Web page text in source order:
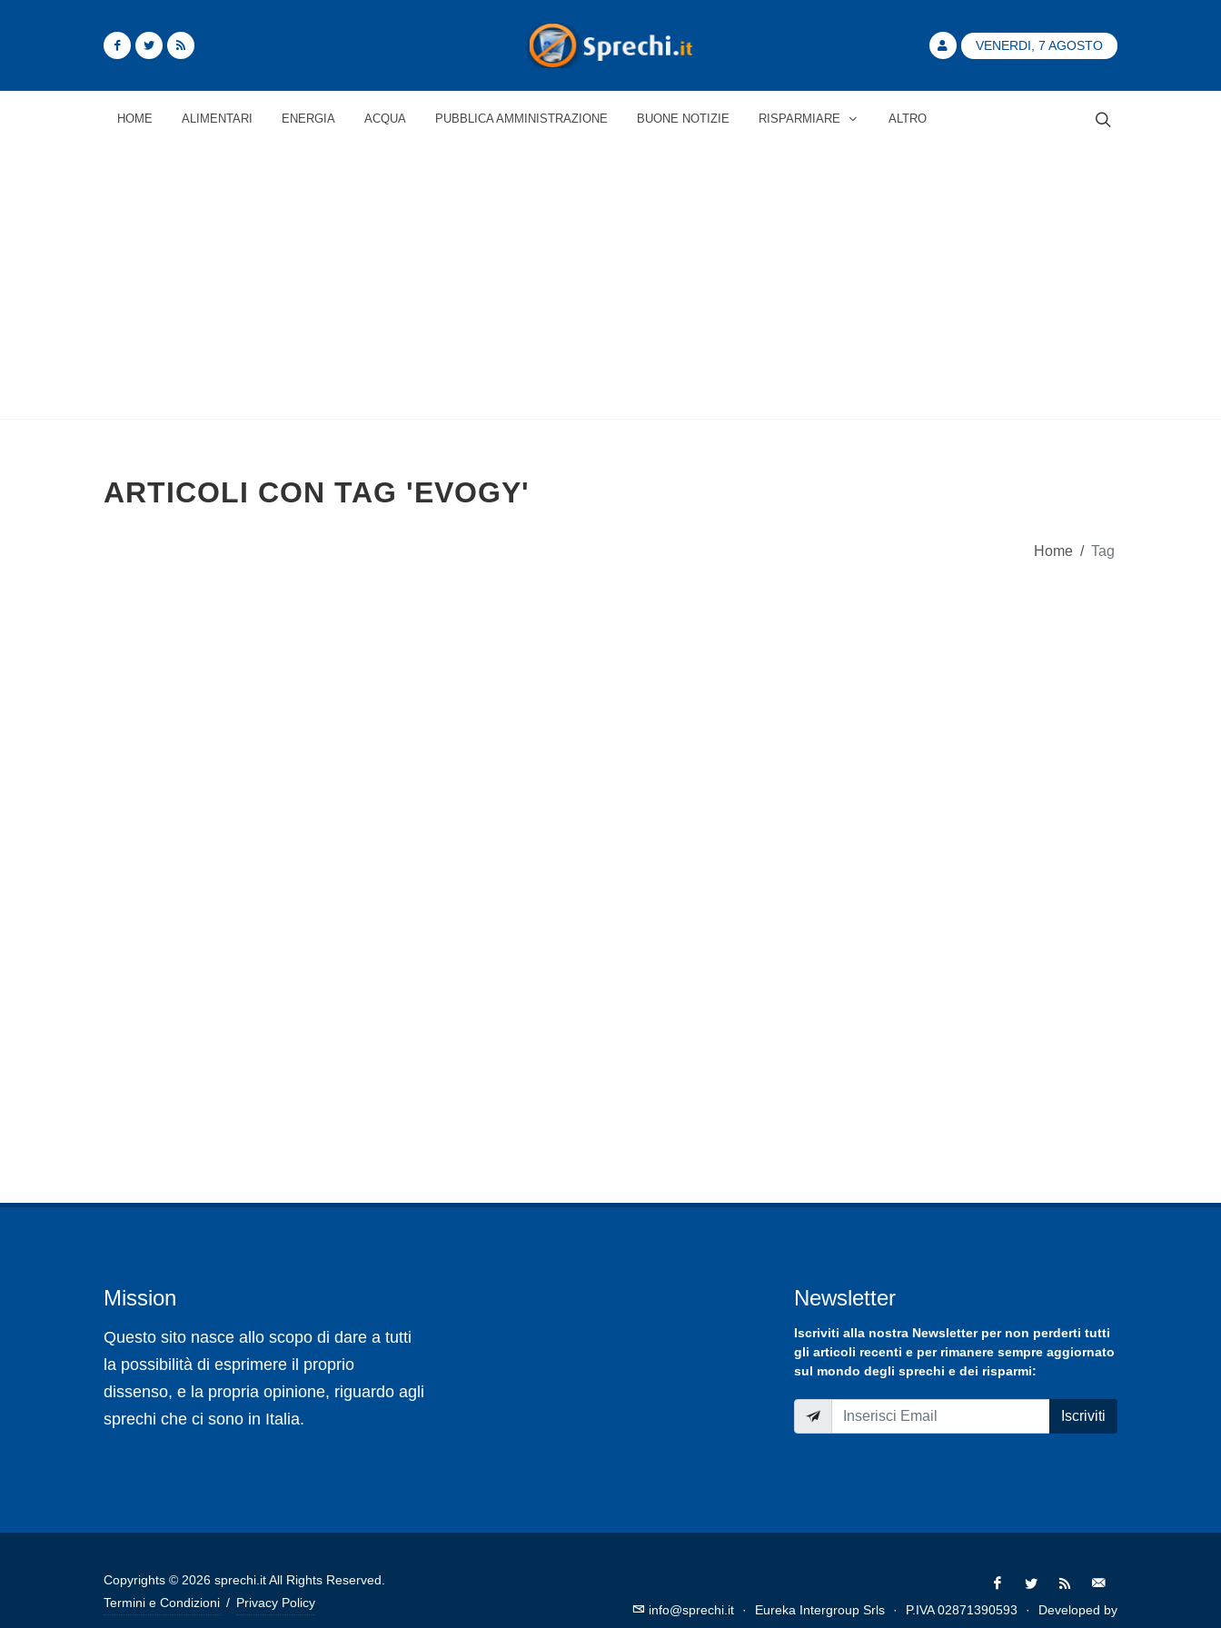
VENERDI, 7 AGOSTO
HOME ALIMENTARI ENERGIA ACQUA PUBBLICA AMMINISTRAZIONE BUONE NOTIZIE RISPARMIARE ALTRO
ARTICOLI CON TAG 'EVOGY'
Home / Tag
Mission
Questo sito nasce allo scopo di dare a tutti
la possibilità di esprimere il proprio
dissenso, e la propria opinione, riguardo agli
sprechi che ci sono in Italia.
Newsletter
Iscriviti alla nostra Newsletterper non perderti tutti
gli articoli recenti e per rimanere sempre aggiornato
sul mondo degli sprechi e dei risparmi:
Iscriviti
Copyrights © 2026 sprechi.it All Rights Reserved.
Termini e Condizioni / Privacy Policy info@sprechi.it · Eureka Intergroup Srls · P.IVA 02871390593 ·
Developed by